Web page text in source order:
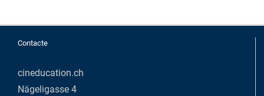
Contacte
cineducation.ch
Nägeligasse 4